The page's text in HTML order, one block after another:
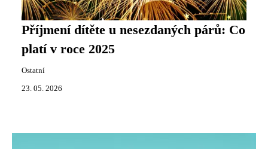
Příjmení dítěte u nesezdaných párů: Co
platí v roce 2025
Ostatní
23. 05. 2026